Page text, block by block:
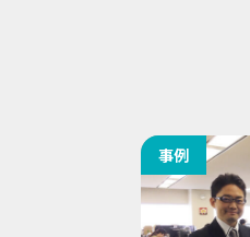
事例